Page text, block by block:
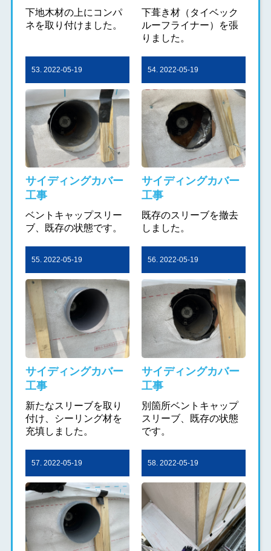
下地木材の上にコンパ
ネを取り付けました。
下葺き材（タイベック
ルーフライナー）を張
りました。
53. 2022-05-19
サイディングカバー
工事
ベントキャップスリー
ブ、既存の状態です。
54. 2022-05-19
サイディングカバー
工事
既存のスリーブを撤去
しました。
55. 2022-05-19
サイディングカバー
工事
新たなスリーブを取り
付け、シーリング材を
充填しました。
56. 2022-05-19
サイディングカバー
工事
別箇所ベントキャップ
スリーブ、既存の状態
です。
57. 2022-05-19 58. 2022-05-19